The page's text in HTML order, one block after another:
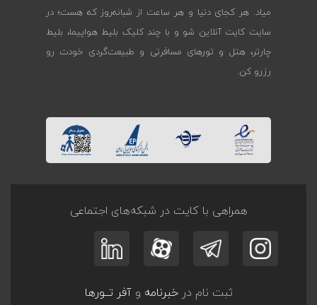
میاد. هر کجای دنیا و هر ساعت از شبانه‌روز که هست؛ در
سایت کایت آنلاین شو و با چند کلیک بلیط هواپیما، بلیط
چارتر، هتل و تورهای مسافرتی و طبیعت‌گردی خودت رو
رزرو کن.
همراهی با کایت در شبکه‌های اجتماعی
ثبت نام درخبرنامه وآفر تــورها